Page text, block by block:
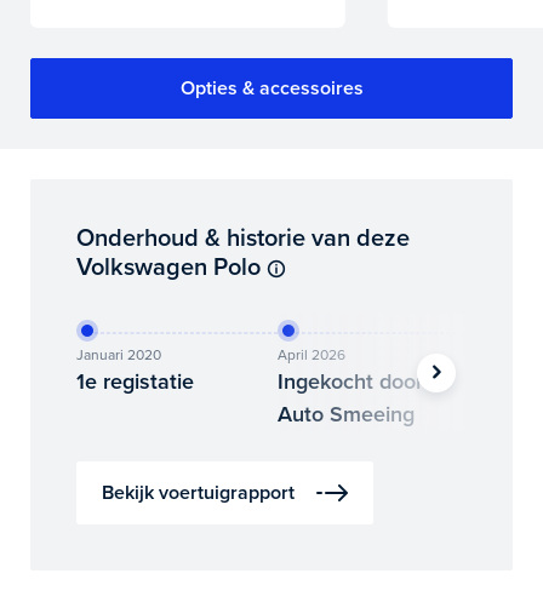
Opties & accessoires
Onderhoud & historie van deze
Volkswagen Polo
Januari 2020
1e registatie
April 2026
Ingekocht door
Auto Smeeing
Bekijk voertuigrapport